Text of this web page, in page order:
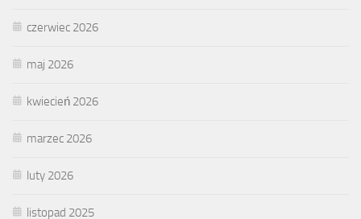
czerwiec 2026
maj 2026
kwiecień 2026
marzec 2026
luty 2026
listopad 2025